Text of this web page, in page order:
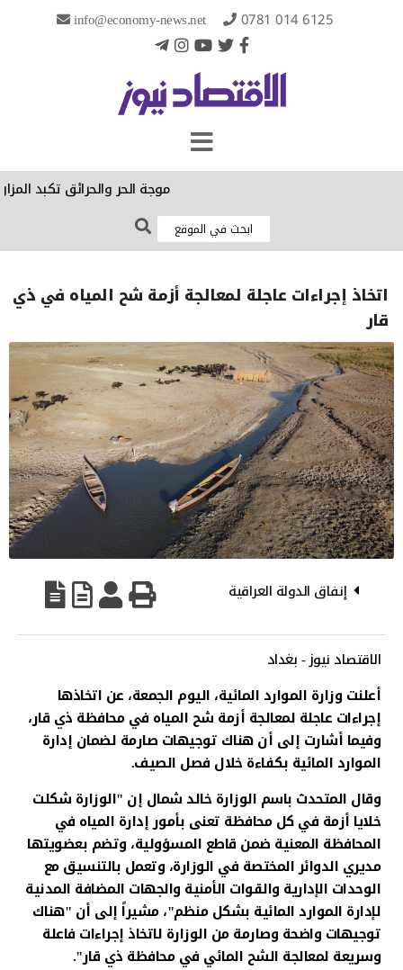
info@economy-news.net 0781 014 6125
موجة الحر والحرائق تكبد
اتخاذ إجراءات عاجلة لمعالجة أزمة شح المياه في ذي
قار
إنفاق الدولة العراقية
الاقتصاد نيوز - بغداد
أعلنت وزارة الموارد المائية، اليوم الجمعة، عن اتخاذها
إجراءات عاجلة لمعالجة أزمة شح المياه في محافظة ذي قار،
وفيما أشارت إلى أن هناك توجيهات صارمة لضمان إدارة
الموارد المائية بكفاءة خلال فصل الصيف.
وقال المتحدث باسم الوزارة خالد شمال إن "الوزارة شكلت
خلايا أزمة في كل محافظة تعنى بأمور إدارة المياه في
المحافظة المعنية ضمن قاطع المسؤولية، وتضم بعضويتها
مديري الدوائر المختصة في الوزارة، وتعمل بالتنسيق مع
الوحدات الإدارية والقوات الأمنية والجهات المضافة المدنية
لإدارة الموارد المائية بشكل منظم"، مشيراً إلى أن "هناك
توجيهات واضحة وصارمة من الوزارة لاتخاذ إجراءات فاعلة
وسريعة لمعالجة الشح المائي في محافظة ذي قار".